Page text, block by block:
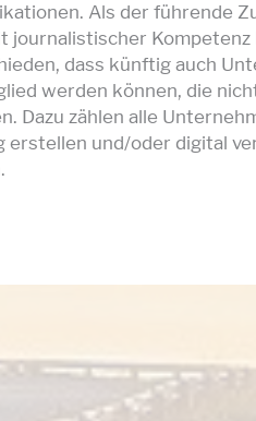
Als der führende
Kompetenz
dass künftig auch
werden können, die
Dazu zählen alle
und/oder digital